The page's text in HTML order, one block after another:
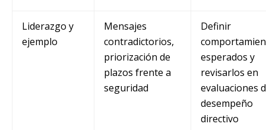
Liderazgo y
ejemplo
Mensajes
contradictorios,
priorización de
plazos frente a
seguridad
Definir
esperados y
revisarlos en
evaluaciones
desempeño
directivo